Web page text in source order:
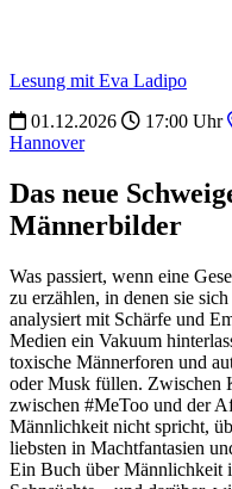
Lesung mit Eva Ladipo
01.12.2026
17:00 Uhr
Hannover
Das neue
Männerbilder
Was passiert, wenn eine
zu erzählen, in denen sie
analysiert mit Schärfe und
Medien ein Vakuum
toxische Männerforen und
oder Musk füllen. Zwischen
zwischen #MeToo und der
Männlichkeit nicht spricht,
liebsten in Machtfantasien
Ein Buch über Männlichkeit